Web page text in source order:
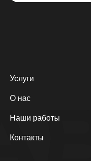
Услуги
О нас
Наши работы
Контакты